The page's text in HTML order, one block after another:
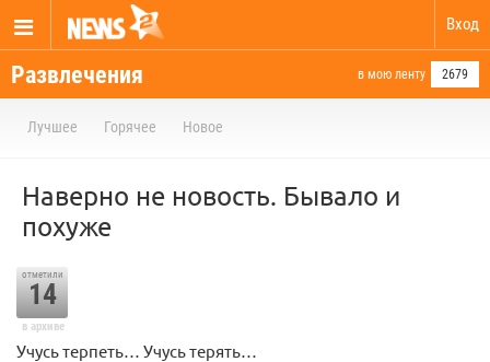
Вход
Развлечения в мою ленту 2679
Лучшее Горячее Новое
Наверно не новость. Бывало и
похуже
отметили
14
в архиве
Учусь терпеть… Учусь терять…